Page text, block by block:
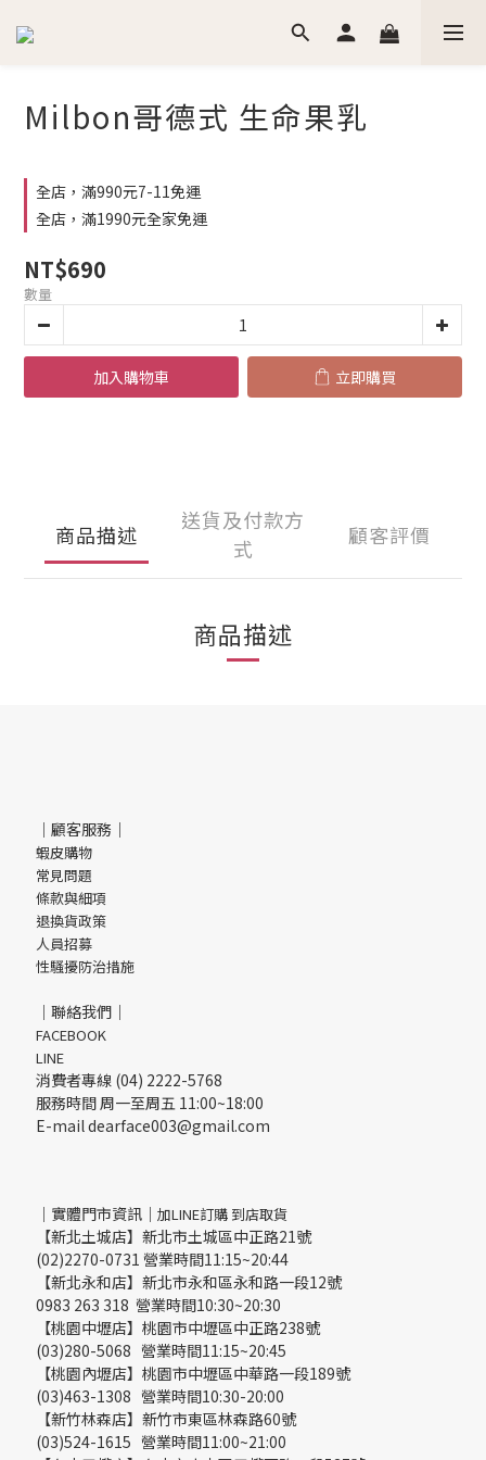
Milbon哥德式 生命果乳
全店，滿990元7-11免運
全店，滿1990元全家免運
NT$690
數量
加入購物車 立即購買
商品描述
送貨及付款方
式
顧客評價
商品描述
｜顧客服務｜
蝦皮購物
常見問題
條款與細項
退換貨政策
人員招募
性騷擾防治措施
｜聯絡我們｜
FACEBOOK
LINE
消費者專線 (04) 2222-5768
服務時間 周一至周五 11:00~18:00
E-mail dearface003@gmail.com
｜實體門市資訊｜ 加LINE訂購 到店取貨
【新北土城店】新北市土城區中正路21號
(02)2270-0731 營業時間11:15~20:44
【新北永和店】新北市永和區永和路一段12號
0983 263 318 營業時間10:30~20:30
【桃園中壢店】桃園市中壢區中正路238號
(03)280-5068 營業時間11:15~20:45
【桃園內壢店】桃園市中壢區中華路一段189號
(03)463-1308 營業時間10:30-20:00
【新竹林森店】新竹市東區林森路60號
(03)524-1615 營業時間11:00~21:00